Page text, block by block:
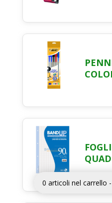
0 articoli nel carrello -